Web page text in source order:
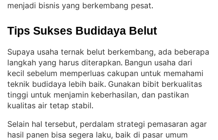
menjadi bisnis yang berkembang pesat.
Tips Sukses Budidaya Belut
Supaya usaha ternak belut berkembang, ada beberapa
langkah yang harus diterapkan. Bangun usaha dari
kecil sebelum memperluas cakupan untuk memahami
teknik budidaya lebih baik. Gunakan bibit berkualitas
tinggi untuk menjamin keberhasilan, dan pastikan
kualitas air tetap stabil.
Selain hal tersebut, perdalam strategi pemasaran agar
hasil panen bisa segera laku, baik di pasar umum